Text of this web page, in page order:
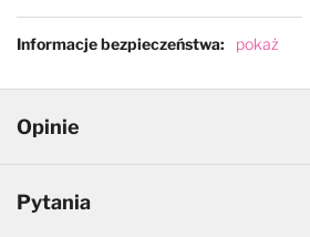
Informacje bezpieczeństwa pokaż
Opinie
Pytania